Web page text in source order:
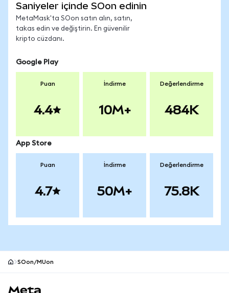
Saniyeler içinde SOon edinin
MetaMask'ta SOon satın alın, satın,
takas edin ve değiştirin. En güvenilir
kripto cüzdanı.
Google Play
Puan
4.4
İndirme
10M+
Değerlendirme
484K
App Store
Puan
4.7
İndirme
50M+
Değerlendirme
75.8K
SOon/MUon